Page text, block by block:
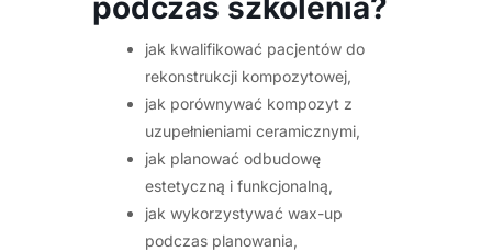
podczas szkolenia?
jak kwalifikować pacjentów do
rekonstrukcji kompozytowej,
jak porównywać kompozyt z
uzupełnieniami ceramicznymi,
jak planować odbudowę
estetyczną i funkcjonalną,
jak wykorzystywać wax-up
podczas planowania,